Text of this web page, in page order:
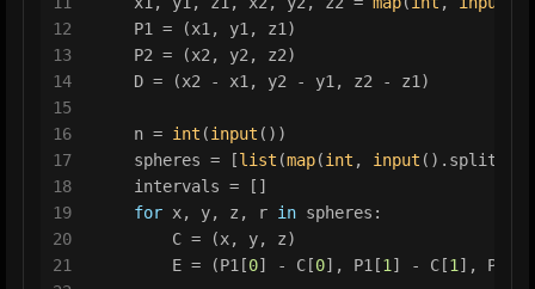
12
13
14
15
16
17
18
19
20
21
    P1 = (x1, y1, z1)
    P2 = (x2, y2, z2)
    D = (x2 - x1, y2 - y1, z2 - z1)
    n =
int (input ())
    spheres = [
list (map(int , input
    intervals = []
for x, y, z, r in spheres:
        C = (x, y, z)
        E = (P1[
0] - C[0], P1[1 ] - C[1 ], P1[